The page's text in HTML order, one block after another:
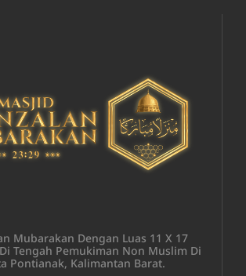
Mubarakan Dengan Luas 11 X 17
Tengah Pemukiman Non Muslim Di
Pontianak, Kalimantan Barat.